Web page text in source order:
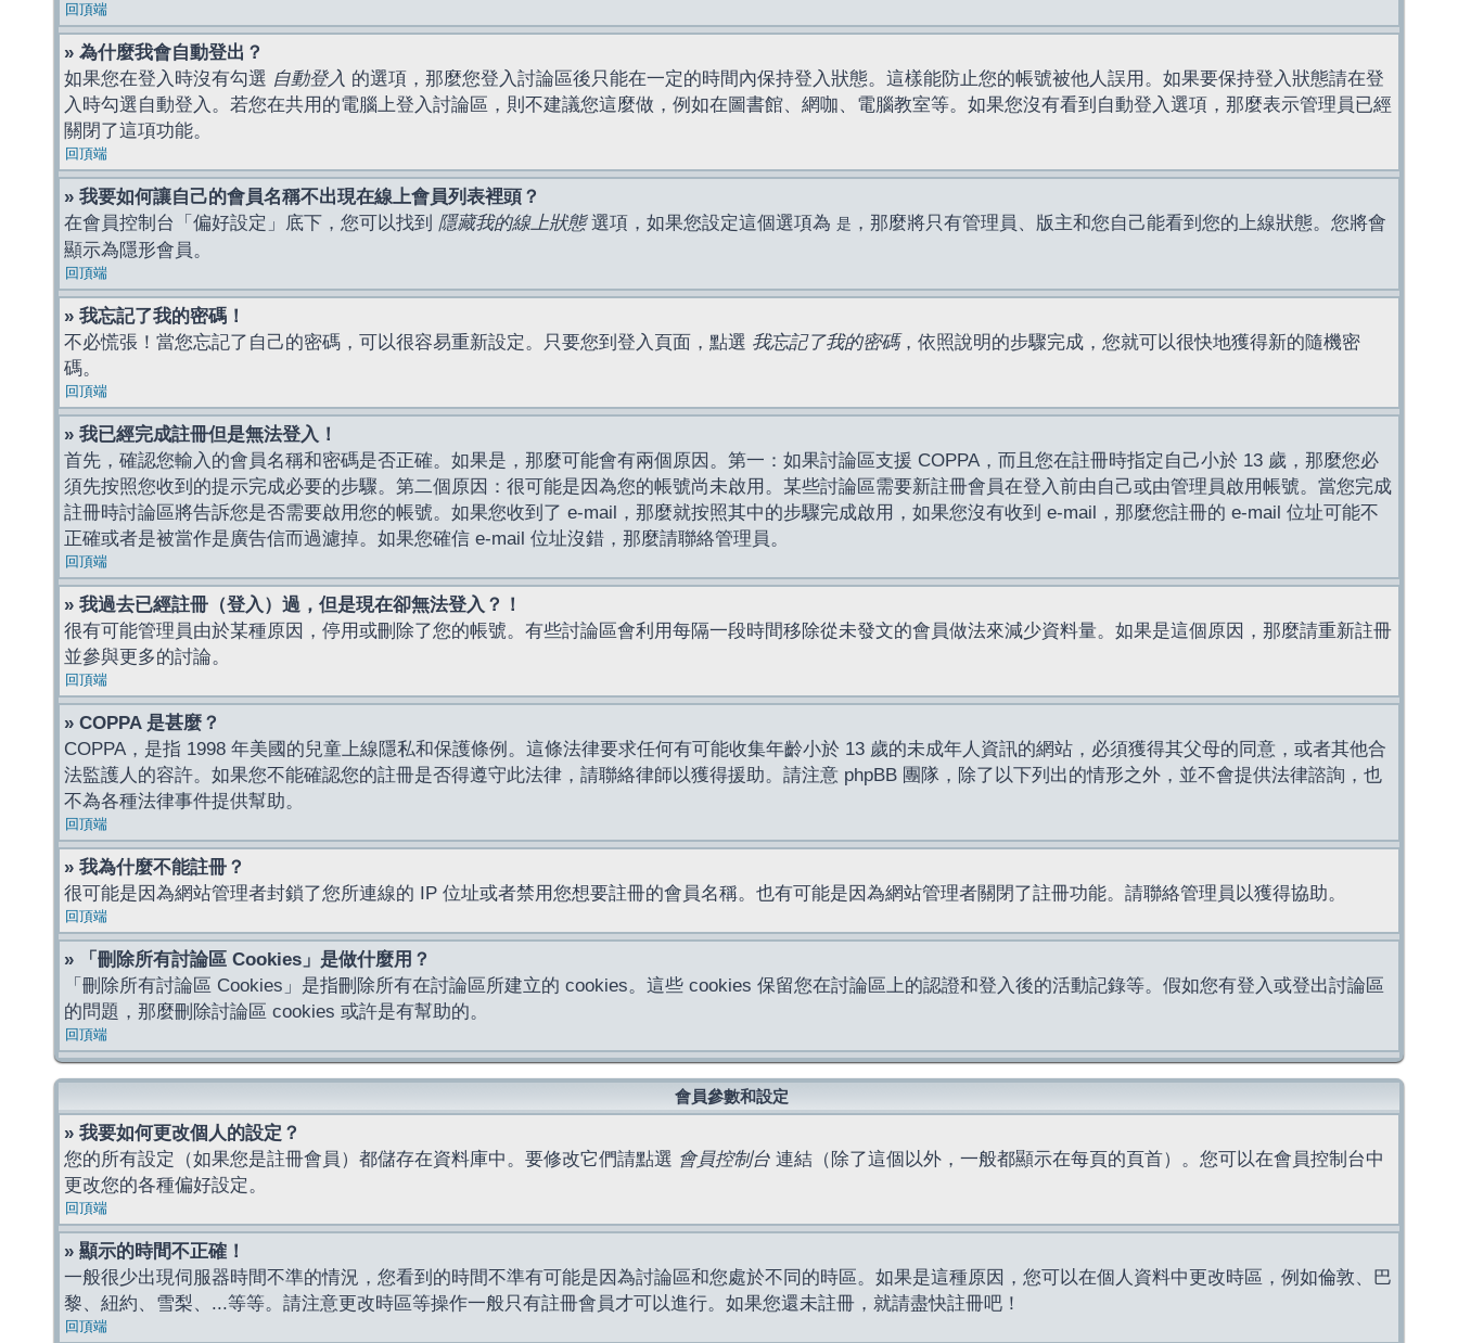
回頂端
» 為什麼我會自動登出？
如果您在登入時沒有勾選 自動登入 的選項，那麼您登入討論區後只能在一定的時間內保持登入狀態。這樣能防止您的帳號被他人誤用。如果要保持登入狀態請在登
入時勾選自動登入。若您在共用的電腦上登入討論區，則不建議您這麼做，例如在圖書館、網咖、電腦教室等。如果您沒有看到自動登入選項，那麼表示管理員已經
關閉了這項功能。
回頂端
» 我要如何讓自己的會員名稱不出現在線上會員列表裡頭？
在會員控制台「偏好設定」底下，您可以找到 隱藏我的線上狀態選項，如果您設定這個選項為 是 ，那麼將只有管理員、版主和您自己能看到您的上線狀態。您將會
顯示為隱形會員。
回頂端
» 我忘記了我的密碼！
不必慌張！當您忘記了自己的密碼，可以很容易重新設定。只要您到登入頁面，點選 我忘記了我的密碼，依照說明的步驟完成，您就可以很快地獲得新的隨機密
碼。
回頂端
» 我已經完成註冊但是無法登入！
首先，確認您輸入的會員名稱和密碼是否正確。如果是，那麼可能會有兩個原因。第一：如果討論區支援 COPPA，而且您在註冊時指定自己小於 13 歲，那麼您必
須先按照您收到的提示完成必要的步驟。第二個原因：很可能是因為您的帳號尚未啟用。某些討論區需要新註冊會員在登入前由自己或由管理員啟用帳號。當您完成
註冊時討論區將告訴您是否需要啟用您的帳號。如果您收到了 e-mail，那麼就按照其中的步驟完成啟用，如果您沒有收到 e-mail，那麼您註冊的 e-mail 位址可能不
正確或者是被當作是廣告信而過濾掉。如果您確信 e-mail 位址沒錯，那麼請聯絡管理員。
回頂端
» 我過去已經註冊（登入）過，但是現在卻無法登入？！
很有可能管理員由於某種原因，停用或刪除了您的帳號。有些討論區會利用每隔一段時間移除從未發文的會員做法來減少資料量。如果是這個原因，那麼請重新註冊
並參與更多的討論。
回頂端
» COPPA 是甚麼？
COPPA，是指 1998 年美國的兒童上線隱私和保護條例。這條法律要求任何有可能收集年齡小於 13 歲的未成年人資訊的網站，必須獲得其父母的同意，或者其他合
法監護人的容許。如果您不能確認您的註冊是否得遵守此法律，請聯絡律師以獲得援助。請注意 phpBB 團隊，除了以下列出的情形之外，並不會提供法律諮詢，也
不為各種法律事件提供幫助。
回頂端
» 我為什麼不能註冊？
很可能是因為網站管理者封鎖了您所連線的 IP 位址或者禁用您想要註冊的會員名稱。也有可能是因為網站管理者關閉了註冊功能。請聯絡管理員以獲得協助。
回頂端
» 「刪除所有討論區 Cookies」是做什麼用？
「刪除所有討論區 Cookies」是指刪除所有在討論區所建立的 cookies。這些 cookies 保留您在討論區上的認證和登入後的活動記錄等。假如您有登入或登出討論區
的問題，那麼刪除討論區 cookies 或許是有幫助的。
回頂端
會員參數和設定
» 我要如何更改個人的設定？
您的所有設定（如果您是註冊會員）都儲存在資料庫中。要修改它們請點選 會員控制台 連結（除了這個以外，一般都顯示在每頁的頁首）。您可以在會員控制台中
更改您的各種偏好設定。
回頂端
» 顯示的時間不正確！
一般很少出現伺服器時間不準的情況，您看到的時間不準有可能是因為討論區和您處於不同的時區。如果是這種原因，您可以在個人資料中更改時區，例如倫敦、巴
黎、紐約、雪梨、...等等。請注意更改時區等操作一般只有註冊會員才可以進行。如果您還未註冊，就請盡快註冊吧！
回頂端